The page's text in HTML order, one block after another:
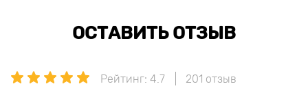
ОСТАВИТЬ ОТЗЫВ
Рейтинг: 4.7 201 отзыв